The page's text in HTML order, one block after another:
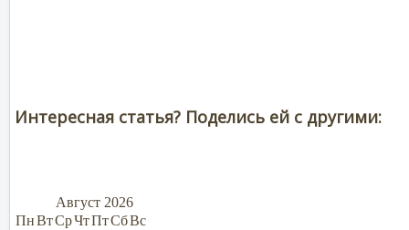
Интересная статья? Поделись ей с другими:
Август 2026
ПнВтСрЧтПтСбВс